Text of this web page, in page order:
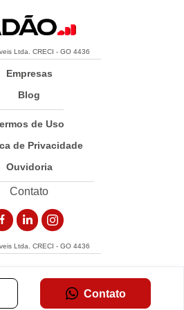
Contato
Ltda. CRECI - GO 4436
Empresas
Blog
de Uso
de Privacidade
Ouvidoria
Contato
Ltda. CRECI - GO 4436